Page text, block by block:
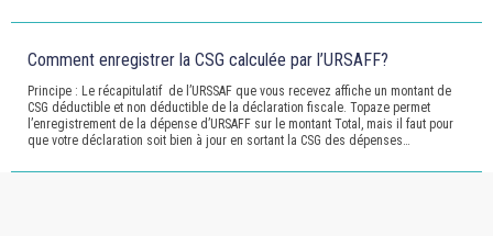
Comment enregistrer la CSG calculée par l’URSAFF?
Principe : Le récapitulatif de l’URSSAF que vous recevez affiche un montant de
CSG déductible et non déductible de la déclaration fiscale. Topaze permet
l’enregistrement de la dépense d’URSAFF sur le montant Total, mais il faut pour
que votre déclaration soit bien à jour en sortant la CSG des dépenses…